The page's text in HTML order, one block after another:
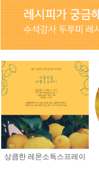
상큼한 레몬소독스프레이